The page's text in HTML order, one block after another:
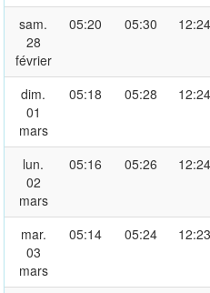
sam.
28
février
05:20 05:30 12:24
dim.
01
mars
05:18 05:28 12:24
lun.
02
mars
05:16 05:26 12:24
mar.
03
mars
05:14 05:24 12:23